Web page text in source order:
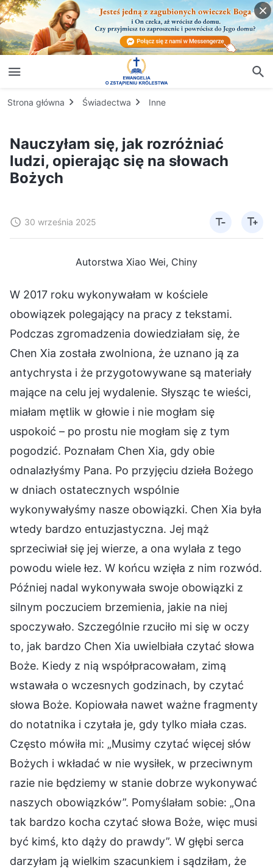
Strona główna Świadectwa Inne
Nauczyłam się, jak rozróżniać
ludzi, opierając się na słowach
Bożych
30 września 2025
Autorstwa Xiao Wei, Chiny
W 2017 roku wykonywałam w kościele
obowiązek polegający na pracy z tekstami.
Podczas zgromadzenia dowiedziałam się, że
Chen Xia została zwolniona, że uznano ją za
antychrysta i że przygotowywane są materiały
mające na celu jej wydalenie. Słysząc te wieści,
miałam mętlik w głowie i nie mogłam się
uspokoić – po prostu nie mogłam się z tym
pogodzić. Poznałam Chen Xia, gdy obie
odnalazłyśmy Pana. Po przyjęciu dzieła Bożego
w dniach ostatecznych wspólnie
wykonywałyśmy nasze obowiązki. Chen Xia była
wtedy bardzo entuzjastyczna. Jej mąż
sprzeciwiał się jej wierze, a ona wylała z tego
powodu wiele łez. W końcu wzięła z nim rozwód.
Później nadal wykonywała swoje obowiązki z
silnym poczuciem brzemienia, jakie na niej
spoczywało. Szczególnie rzuciło mi się w oczy
to, jak bardzo Chen Xia uwielbiała czytać słowa
Boże. Kiedy z nią współpracowałam, zimą
wstawała o wczesnych godzinach, by czytać
słowa Boże. Kopiowała nawet ważne fragmenty
do notatnika i czytała je, gdy tylko miała czas.
Często mówiła mi: „Musimy czytać więcej słów
Bożych i wkładać w nie wysiłek, w przeciwnym
razie nie będziemy w stanie dobrze wykonywać
naszych obowiązków”. Pomyślałam sobie: „Ona
tak bardzo kocha czytać słowa Boże, więc musi
być kimś, kto dąży do prawdy”. W głębi serca
darzyłam ją wielkim szacunkiem i sądziłam, że